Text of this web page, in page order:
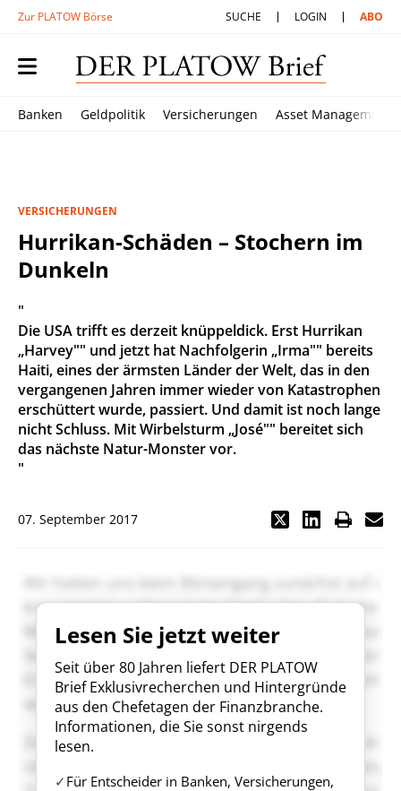
Zur PLATOW Börse SUCHE LOGIN ABO
Banken Geldpolitik Versicherungen Asset Management
VERSICHERUNGEN
Hurrikan-Schäden – Stochern im
Dunkeln
"
Die USA trifft es derzeit knüppeldick. Erst Hurrikan
„Harvey"" und jetzt hat Nachfolgerin „Irma"" bereits
Haiti, eines der ärmsten Länder der Welt, das in den
vergangenen Jahren immer wieder von Katastrophen
erschüttert wurde, passiert. Und damit ist noch lange
nicht Schluss. Mit Wirbelsturm „José"" bereitet sich
das nächste Natur-Monster vor.
"
07. September 2017
Lesen Sie jetzt weiter
Seit über 80 Jahren liefert DER PLATOW
Brief Exklusivrecherchen und Hintergründe
aus den Chefetagen der Finanzbranche.
Informationen, die Sie sonst nirgends
lesen.
Für Entscheider in Banken, Versicherungen,